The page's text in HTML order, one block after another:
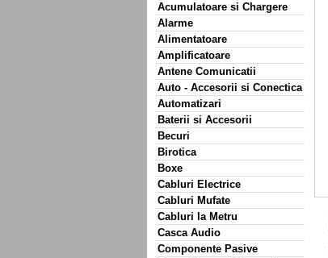
Acumulatoare si Chargere
Alarme
Alimentatoare
Amplificatoare
Antene Comunicatii
Auto - Accesorii si Conectica
Automatizari
Baterii si Accesorii
Becuri
Birotica
Boxe
Cabluri Electrice
Cabluri Mufate
Cabluri la Metru
Casca Audio
Componente Pasive